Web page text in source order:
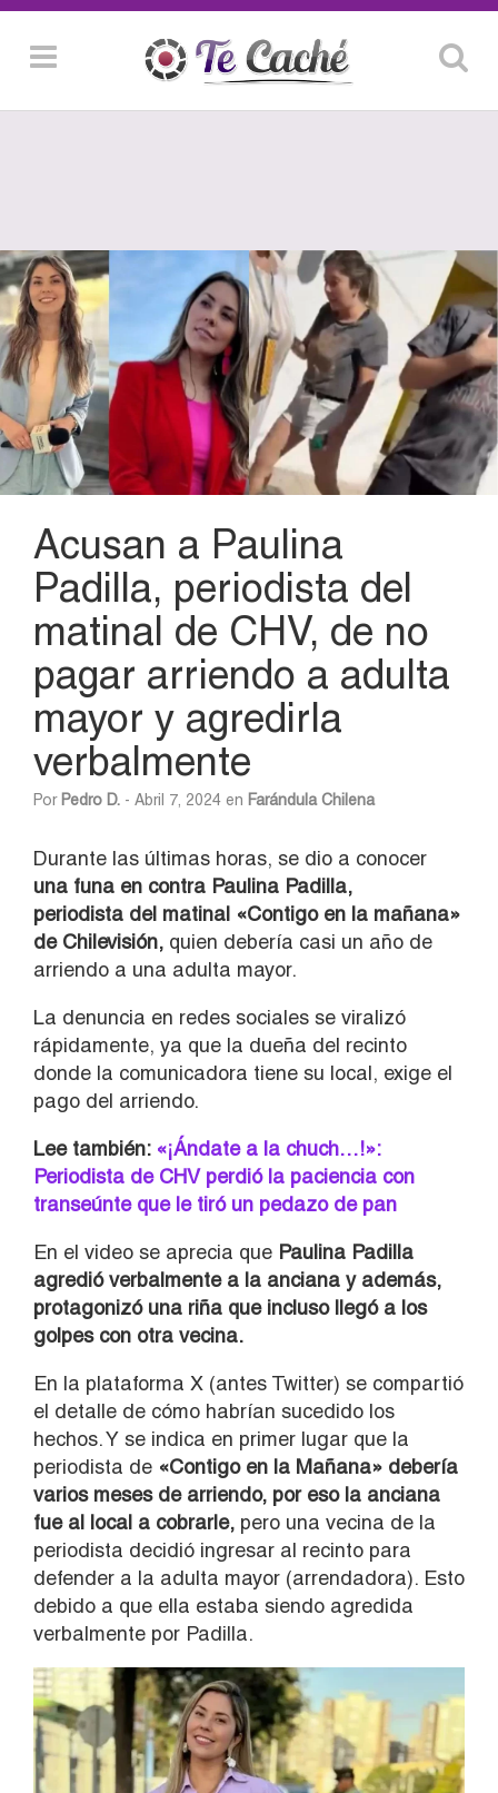
Acusan a Paulina
Padilla, periodista del
matinal de CHV, de no
pagar arriendo a adulta
mayor y agredirla
verbalmente
Por Pedro D. - Abril 7, 2024 en Farándula Chilena
Durante las últimas horas, se dio a conocer
una funa en contra Paulina Padilla,
periodista del matinal «Contigo en la mañana»
de Chilevisión, quien debería casi un año de
arriendo a una adulta mayor.
La denuncia en redes sociales se viralizó
rápidamente, ya que la dueña del recinto
donde la comunicadora tiene su local, exige el
pago del arriendo.
Lee también: «¡Ándate a la chuch…!»:
Periodista de CHV perdió la paciencia con
transeúnte que le tiró un pedazo de pan
En el video se aprecia que Paulina Padilla
agredió verbalmente a la anciana y además,
protagonizó una riña que incluso llegó a los
golpes con otra vecina.
En la plataforma X (antes Twitter) se compartió
el detalle de cómo habrían sucedido los
hechos. Y se indica en primer lugar que la
periodista de «Contigo en la Mañana» debería
varios meses de arriendo, por eso la anciana
fue al local a cobrarle, pero una vecina de la
periodista decidió ingresar al recinto para
defender a la adulta mayor (arrendadora). Esto
debido a que ella estaba siendo agredida
verbalmente por Padilla.